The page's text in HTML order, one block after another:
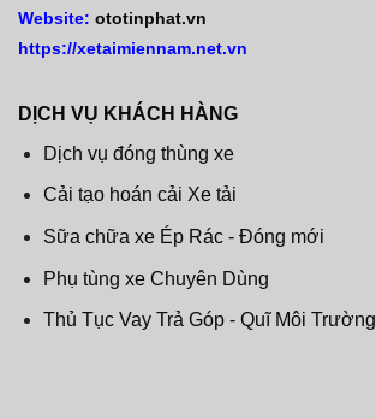
Website: ototinphat.vn
https://xetaimiennam.net.vn
DỊCH VỤ KHÁCH HÀNG
Dịch vụ đóng thùng xe
Cải tạo hoán cải Xe tải
Sữa chữa xe Ép Rác - Đóng mới
Phụ tùng xe Chuyên Dùng
Thủ Tục Vay Trả Góp - Quĩ Môi Trường